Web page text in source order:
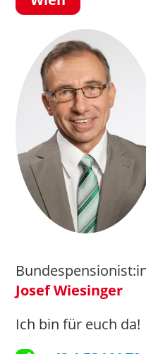
Josef Wiesinger
Ich bin für euch da!